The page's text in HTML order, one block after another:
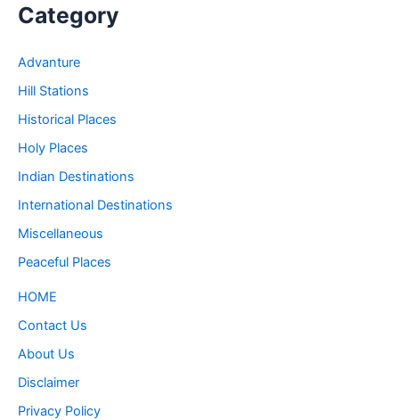
Tourist
Places
Category
Advanture
Hill Stations
Historical Places
Holy Places
Indian Destinations
International Destinations
Miscellaneous
Peaceful Places
HOME
Contact Us
About Us
Disclaimer
Privacy Policy